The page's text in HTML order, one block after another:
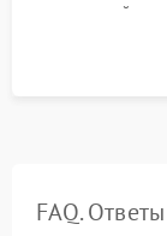
до нужной
штатного
FAQ.